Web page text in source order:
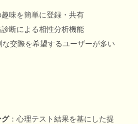
味を簡単に登録・共有
断による相性分析機能
な交際を希望するユーザーが多い
グ：心理テスト結果を基にした提